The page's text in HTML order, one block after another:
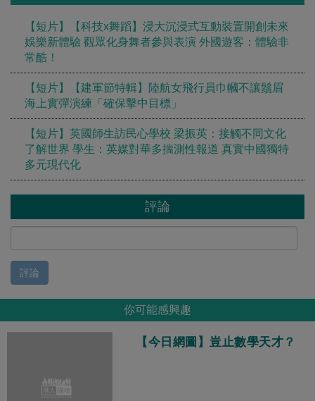
【短片】【科技x舞蹈】浸大沉浸式互動裝置開創未來
娛樂新體驗 觀眾化身舞者參與表演 外國遊客：體驗非
常酷！
【短片】【建軍節特輯】陸航女飛行員巾幗不讓鬚眉
海上實彈演練「確保擊中目標」
【短片】英國師生訪民心學校 梁振英：接觸不同文化
了解世界 學生：英媒對華多揣測性報道 真實中國獨特
多元現代化
評論
評論
你可能感興趣
【今日網圖】豈止數學天才？